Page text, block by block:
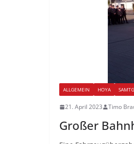
ALLGEMEIN HOYA
21. April 2023 Timo
Großer